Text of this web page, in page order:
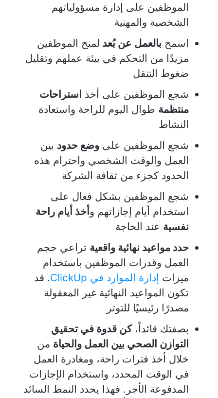
الموظفين على إدارة مسؤولياتهم
الشخصية والمهنية
اسمح بالعمل عن بُعد لمنح الموظفين
مزيدًا من التحكم في بيئة عملهم وتقليل
ضغوط التنقل
شجع الموظفين على أخذ استراحات
منتظمة طوال اليوم للراحة واستعادة
النشاط
شجع الموظفين على وضع حدود بين
العمل والوقت الشخصي واحترام هذه
الحدود كجزء من ثقافة الشركة
شجع الموظفين بشكل فعال على
استخدام أيام إجازاتهم وأخذ أيام راحة
نفسية عند الحاجة
حدد مواعيد نهائية واقعية تراعي حجم
العمل وقدرات الموظفين باستخدام
ميزات إدارة الموارد في ClickUp
. قد
تكون المواعيد النهائية غير المعقولة
مصدرًا رئيسيًا للتوتر
بصفتك قائداً،كن قدوة في تحقيق
التوازن الصحي بين العمل والحياة من
خلال أخذ فترات راحة، ومغادرة العمل
في الوقت المحدد، واستخدام الإجازات
المدفوعة الأجر. فهذا يحدد النمط السائد